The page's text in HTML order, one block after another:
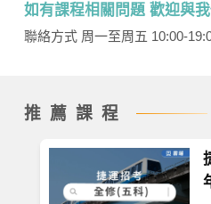
如何查看課程
如有課程相關問題 歡迎與
聯絡方式 周一至周五 10:00-
推薦課程